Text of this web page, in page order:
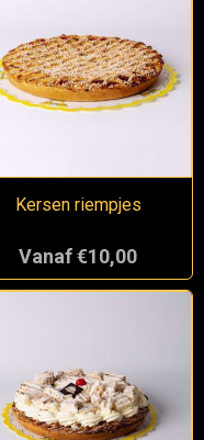
Kersen riempjes
Vanaf €10,00